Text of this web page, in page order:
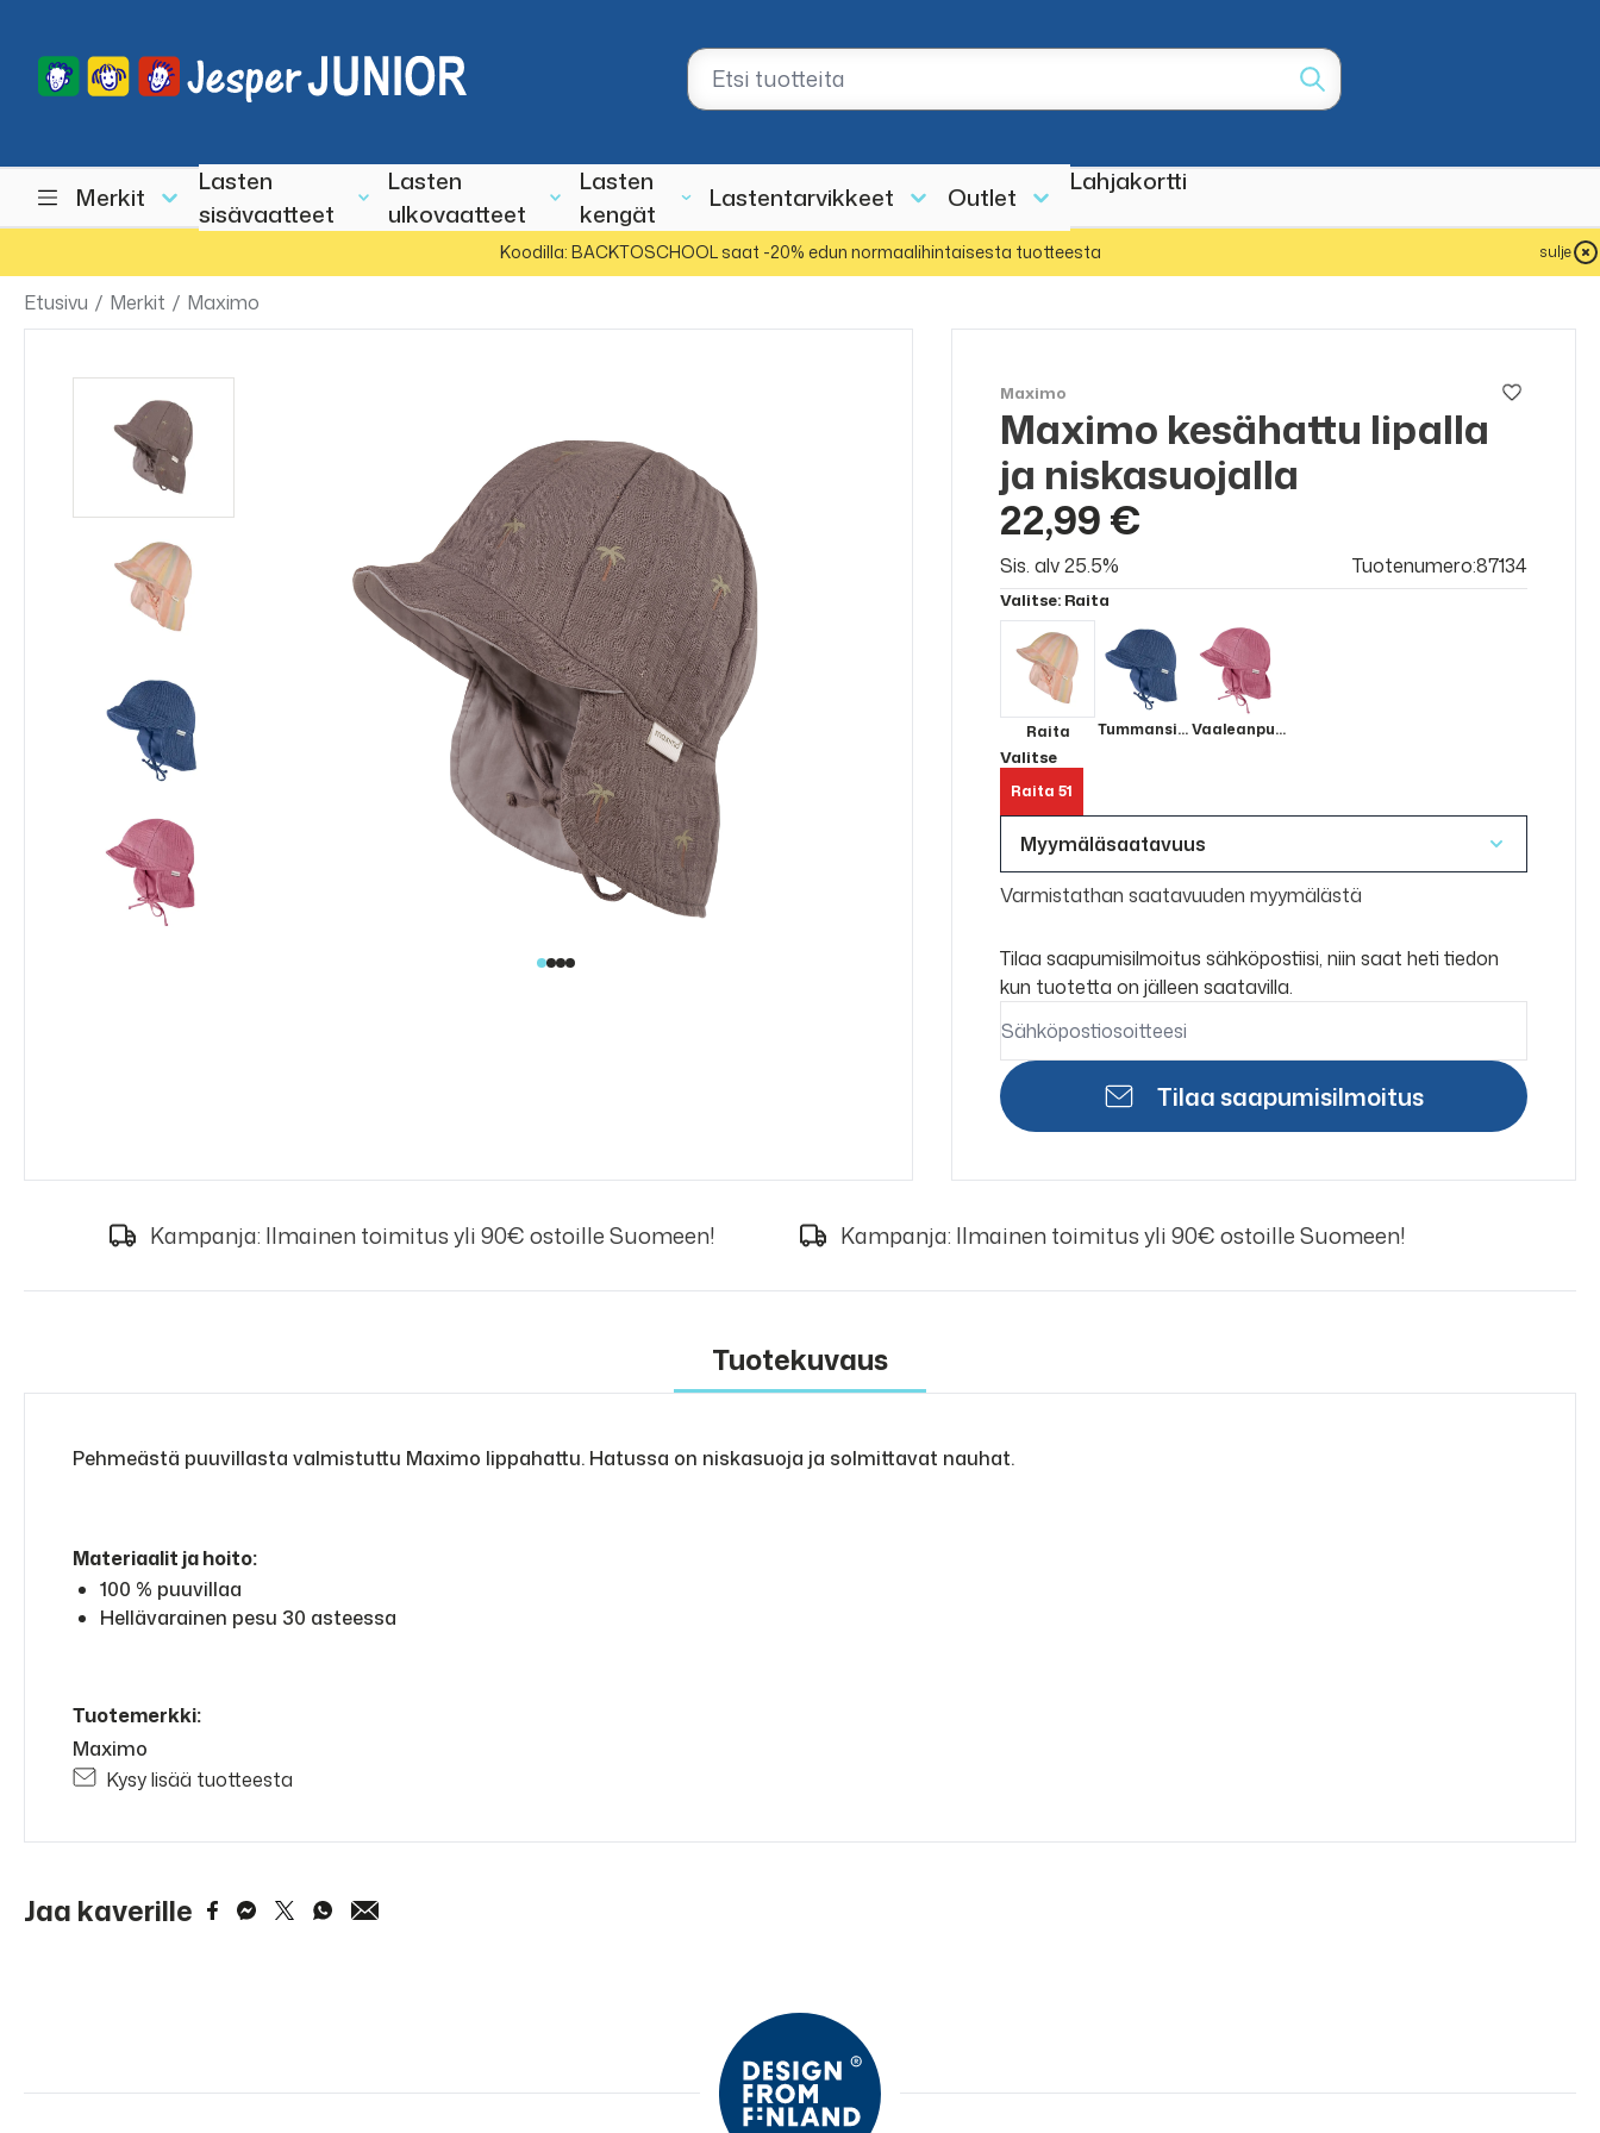
Merkit
Lasten
sisävaatteet
Lasten
ulkovaatteet
Lasten
kengät
Lastentarvikkeet Outlet
Lahjakortti
Koodilla: BACKTOSCHOOL saat -20% edun normaalihintaisesta tuotteesta sulje
Etusivu / Merkit / Maximo
Maximo
Maximo kesähattu lipalla
ja niskasuojalla
22,99 €
Sis. alv 25.5% Tuotenumero:87134
Valitse: Raita
Raita TummansininenVaaleanpunainen
Valitse
Raita 51
Myymäläsaatavuus
Varmistathan saatavuuden myymälästä
Tilaa saapumisilmoitus sähköpostiisi, niin saat heti tiedon
kun tuotetta on jälleen saatavilla.
Tilaa saapumisilmoitus
Kampanja: Ilmainen toimitus yli 90€ ostoille Suomeen! Kampanja: Ilmainen toimitus yli 90€ ostoille Suomeen!
Tuotekuvaus
Pehmeästä puuvillasta valmistuttu Maximo lippahattu. Hatussa on niskasuoja ja solmittavat nauhat.
Materiaalit ja hoito:
100 % puuvillaa
Hellävarainen pesu 30 asteessa
Tuotemerkki:
Maximo
Kysy lisää tuotteesta
Jaa kaverille